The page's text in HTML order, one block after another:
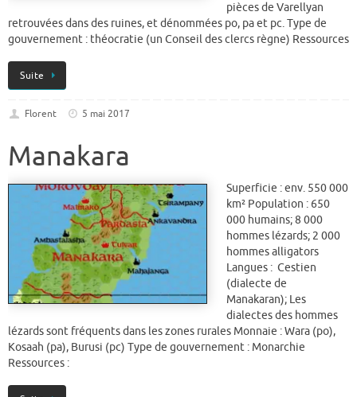
pièces de Varellyan
retrouvées dans des ruines, et dénommées po, pa et pc. Type de
gouvernement : théocratie (un Conseil des clercs règne) Ressources
Suite
Florent 5 mai 2017
Manakara
Superficie : env. 550 000
km² Population : 650
000 humains; 8 000
hommes lézards; 2 000
hommes alligators
Langues : Cestien
(dialecte de
Manakaran); Les
dialectes des hommes
lézards sont fréquents dans les zones rurales Monnaie : Wara (po),
Kosaah (pa), Burusi (pc) Type de gouvernement : Monarchie
Ressources :